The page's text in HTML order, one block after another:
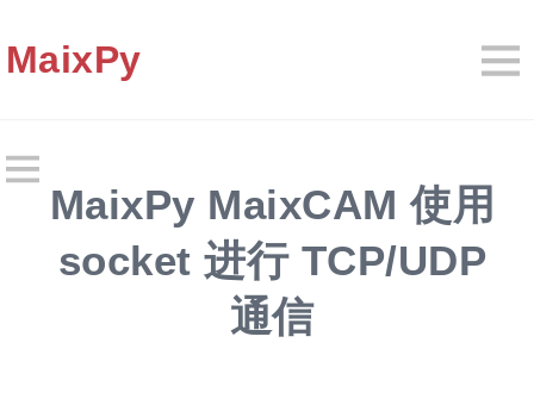
MaixPy
MaixPy MaixCAM 使用
socket 进行 TCP/UDP
通信